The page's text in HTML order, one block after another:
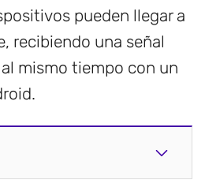
pueden llegar a
recibiendo una señal
mismo tiempo con un